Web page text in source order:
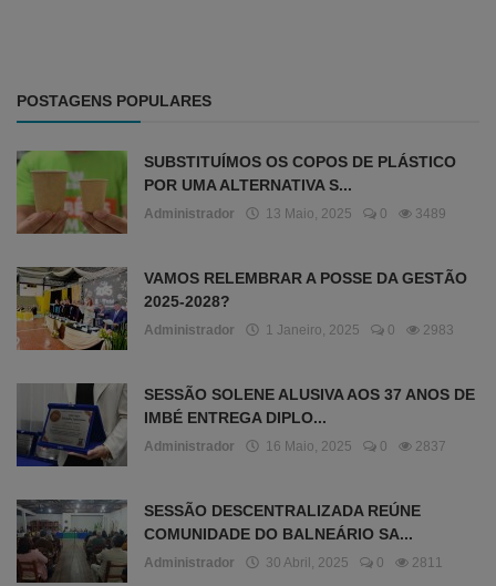
POSTAGENS POPULARES
SUBSTITUÍMOS OS COPOS DE PLÁSTICO
POR UMA ALTERNATIVA S...
Administrador 13 Maio, 2025 0 3489
VAMOS RELEMBRAR A POSSE DA GESTÃO
2025-2028?
Administrador 1 Janeiro, 2025 0 2983
SESSÃO SOLENE ALUSIVA AOS 37 ANOS DE
IMBÉ ENTREGA DIPLO...
Administrador 16 Maio, 2025 0 2837
SESSÃO DESCENTRALIZADA REÚNE
COMUNIDADE DO BALNEÁRIO SA...
Administrador 30 Abril, 2025 0 2811